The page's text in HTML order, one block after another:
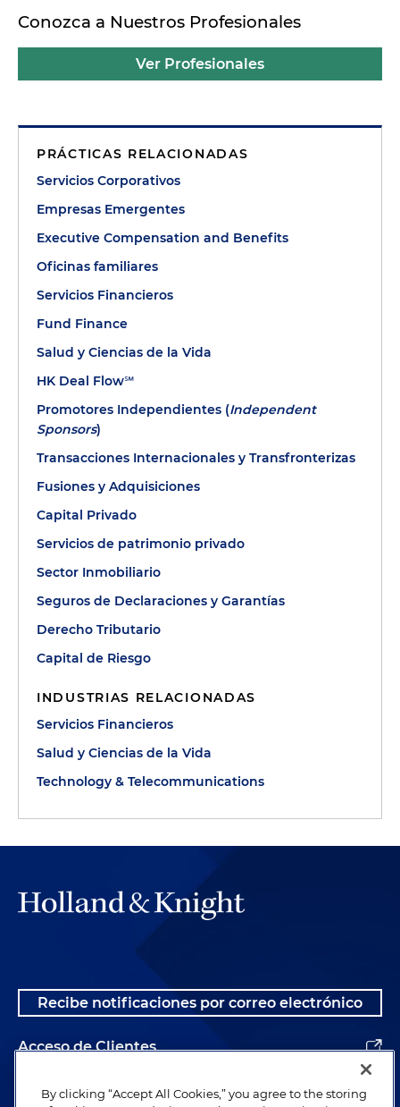
Conozca a Nuestros Profesionales
Ver Profesionales
PRÁCTICAS RELACIONADAS
Servicios Corporativos
Empresas Emergentes
Executive Compensation and Benefits
Oficinas familiares
Servicios Financieros
Fund Finance
Salud y Ciencias de la Vida
HK Deal Flow℠
Promotores Independientes (Independent
Sponsors)
Transacciones Internacionales y Transfronterizas
Fusiones y Adquisiciones
Capital Privado
Servicios de patrimonio privado
Sector Inmobiliario
Seguros de Declaraciones y Garantías
Derecho Tributario
Capital de Riesgo
INDUSTRIAS RELACIONADAS
Servicios Financieros
Salud y Ciencias de la Vida
Technology & Telecommunications
Recibe notificaciones por correo electrónico
Acceso de Clientes
Alumnos
By clicking “Accept All Cookies,” you agree to the storing